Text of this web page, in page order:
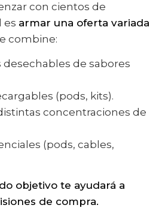
con cientos de
es armar una oferta variada
combine:
desechables de sabores
(pods, kits).
concentraciones de
(pods, cables,
objetivo te ayudará a
de compra.